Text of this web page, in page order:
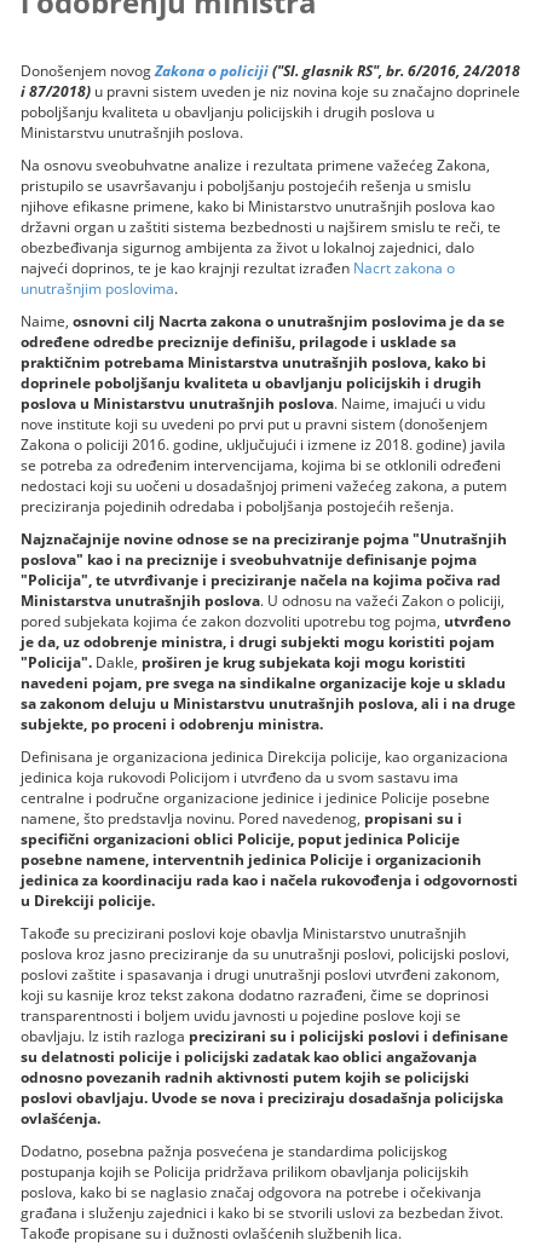
Donošenjem novogZakona o policiji("Sl. glasnik RS", br. 6/2016, 24/2018
i 87/2018) u pravni sistem uveden je niz novina koje su značajno doprinele
pobolјšanju kvaliteta u obavlјanju policijskih i drugih poslova u
Ministarstvu unutrašnjih poslova.
Na osnovu sveobuhvatne analize i rezultata primene važećeg Zakona,
pristupilo se usavršavanju i pobolјšanju postojećih rešenja u smislu
njihove efikasne primene, kako bi Ministarstvo unutrašnjih poslova kao
državni organ u zaštiti sistema bezbednosti u najširem smislu te reči, te
obezbeđivanja sigurnog ambijenta za život u lokalnoj zajednici, dalo
najveći doprinos, te je kao krajnji rezultat izrađen Nacrt zakona o
unutrašnjim poslovima.
Naime,osnovni cilј Nacrta zakona o unutrašnjim poslovima je da se
određene odredbe preciznije definišu, prilagode i usklade sa
praktičnim potrebama Ministarstva unutrašnjih poslova, kako bi
doprinele pobolјšanju kvaliteta u obavlјanju policijskih i drugih
poslova u Ministarstvu unutrašnjih poslova. Naime, imajući u vidu
nove institute koji su uvedeni po prvi put u pravni sistem (donošenjem
Zakona o policiji 2016. godine, uklјučujući i izmene iz 2018. godine) javila
se potreba za određenim intervencijama, kojima bi se otklonili određeni
nedostaci koji su uočeni u dosadašnjoj primeni važećeg zakona, a putem
preciziranja pojedinih odredaba i pobolјšanja postojećih rešenja.
Najznačajnije novine odnose se na preciziranje pojma "Unutrašnjih
poslova" kao i na preciznije i sveobuhvatnije definisanje pojma
"Policija", te utvrđivanje i preciziranje načela na kojima počiva rad
Ministarstva unutrašnjih poslova. U odnosu na važeći Zakon o policiji,
pored subjekata kojima će zakon dozvoliti upotrebu tog pojma, utvrđeno
je da, uz odobrenje ministra, i drugi subjekti mogu koristiti pojam
"Policija". Dakle, proširen je krug subjekata koji mogu koristiti
navedeni pojam, pre svega na sindikalne organizacije koje u skladu
sa zakonom deluju u Ministarstvu unutrašnjih poslova, ali i na druge
subjekte, po proceni i odobrenju ministra.
Definisana je organizaciona jedinica Direkcija policije, kao organizaciona
jedinica koja rukovodi Policijom i utvrđeno da u svom sastavu ima
centralne i područne organizacione jedinice i jedinice Policije posebne
namene, što predstavlјa novinu. Pored navedenog, propisani su i
specifični organizacioni oblici Policije, poput jedinica Policije
posebne namene, interventnih jedinica Policije i organizacionih
jedinica za koordinaciju rada kao i načela rukovođenja i odgovornosti
u Direkciji policije.
Takođe su precizirani poslovi koje obavlјa Ministarstvo unutrašnjih
poslova kroz jasno preciziranje da su unutrašnji poslovi, policijski poslovi,
poslovi zaštite i spasavanja i drugi unutrašnji poslovi utvrđeni zakonom,
koji su kasnije kroz tekst zakona dodatno razrađeni, čime se doprinosi
transparentnosti i bolјem uvidu javnosti u pojedine poslove koji se
obavlјaju. Iz istih razloga precizirani su i policijski poslovi i definisane
su delatnosti policije i policijski zadatak kao oblici angažovanja
odnosno povezanih radnih aktivnosti putem kojih se policijski
poslovi obavlјaju. Uvode se nova i preciziraju dosadašnja policijska
ovlašćenja.
Dodatno, posebna pažnja posvećena je standardima policijskog
postupanja kojih se Policija pridržava prilikom obavlјanja policijskih
poslova, kako bi se naglasio značaj odgovora na potrebe i očekivanja
građana i služenju zajednici i kako bi se stvorili uslovi za bezbedan život.
Takođe propisane su i dužnosti ovlašćenih službenih lica.